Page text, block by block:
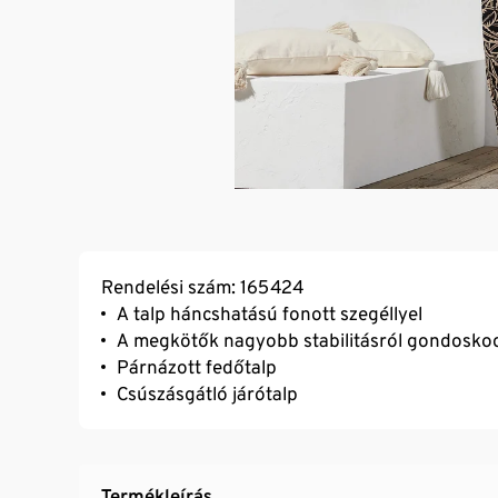
Rendelési szám: 165424
A talp háncshatású fonott szegéllyel
A megkötők nagyobb stabilitásról
Párnázott fedőtalp
Csúszásgátló járótalp